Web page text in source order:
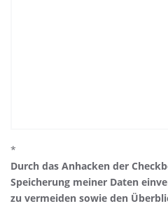
*
Durch das Anhacken der
Speicherung meiner Daten
zu vermeiden sowie den